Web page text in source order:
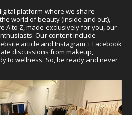
platform where we share
world of beauty (inside and out),
A to Z, made exclusively for you, our
Our content include
article and Instagram + Facebook
discussions from makeup,
to wellness. So, be ready and never